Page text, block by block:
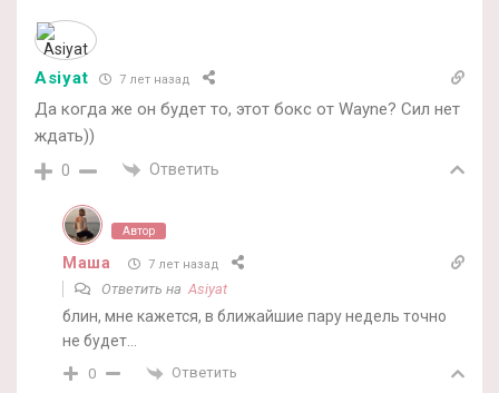
Asiyat 7 лет назад
Да когда же он будет то, этот бокс от Wayne? Сил нет
ждать))
0 Ответить
Автор
Маша 7 лет назад
Ответить наAsiyat
блин, мне кажется, в ближайшие пару недель точно
не будет…
0 Ответить